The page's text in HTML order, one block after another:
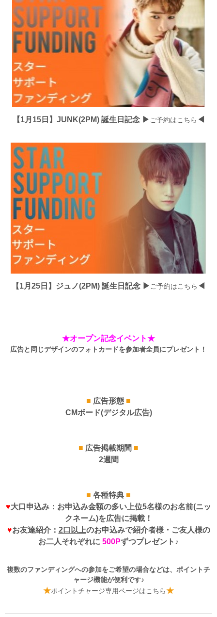
【1月15日】JUNK(2PM) 誕生日記念 ▶ ご予約はこちら ◀
【1月25日】ジュノ(2PM) 誕生日記念 ▶ ご予約はこちら ◀
★オープン記念イベント★
広告と同じデザインのフォトカードを参加者全員にプレゼント！
■ 広告形態 ■
CMボード(デジタル広告)
■ 広告掲載期間 ■
2週間
■ 各種特典 ■
♥大口申込み：お申込み金額の多い上位5名様のお名前(ニッ
クネーム)を広告に掲載！
♥お友達紹介： 2口以上のお申込みで紹介者様・ご友人様の
お二人それぞれに 500Pずつプレゼント♪
複数のファンディングへの参加をご希望の場合などは、ポイントチ
ャージ機能が便利です♪
★ポイントチャージ専用ページはこちら★